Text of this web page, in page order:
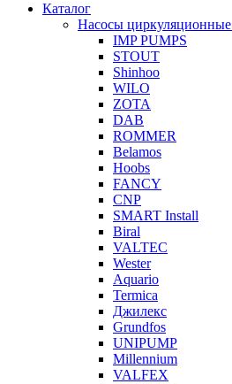
Каталог
Насосы циркуляционные
IMP PUMPS
STOUT
Shinhoo
WILO
ZOTA
DAB
ROMMER
Belamos
Hoobs
FANCY
CNP
SMART Install
Biral
VALTEC
Wester
Aquario
Termica
Джилекс
Grundfos
UNIPUMP
Millennium
VALFEX